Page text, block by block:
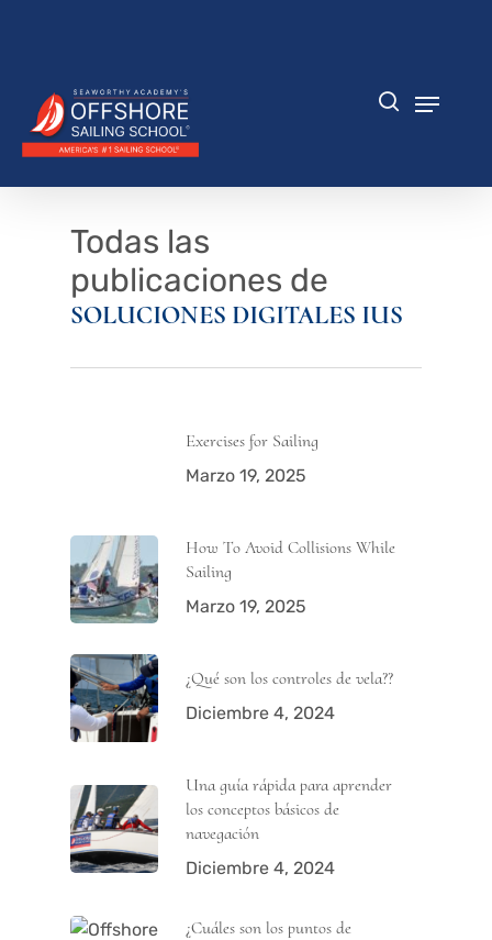
principal
Todas las
publicaciones de
SOLUCIONES DIGITALES IUS
Exercises for Sailing
Marzo 19, 2025
How To Avoid Collisions While
Sailing
Marzo 19, 2025
¿Qué son los controles de vela??
Diciembre 4, 2024
Una guía rápida para aprender
los conceptos básicos de
navegación
Diciembre 4, 2024
¿Cuáles son los puntos de
menú